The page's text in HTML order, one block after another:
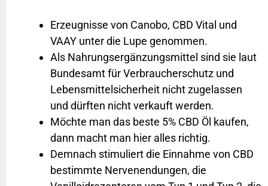
Erzeugnisse von Canobo, CBD Vital und
VAAY unter die Lupe genommen.
Als Nahrungsergänzungsmittel sind sie laut
Bundesamt für Verbraucherschutz und
Lebensmittelsicherheit nicht zugelassen
und dürften nicht verkauft werden.
Möchte man das beste 5% CBD Öl kaufen,
dann macht man hier alles richtig.
Demnach stimuliert die Einnahme von CBD
bestimmte Nervenendungen, die